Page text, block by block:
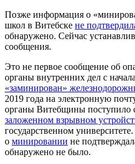
Позже информация о
школ в Витебске не
обнаружено. Сейчас
сообщения.
Это не первое сообщение об
органы внутренних дел с
«заминирован»
2019 года на электронную
органы Витебщины поступило
заложенном взрывном
государственном
о минировании не
обнаружено не было.